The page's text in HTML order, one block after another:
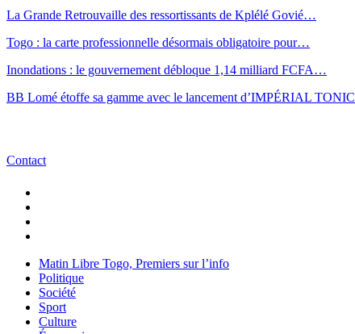
La Grande Retrouvaille des ressortissants de Kplélé Govié…
Togo : la carte professionnelle désormais obligatoire pour…
Inondations : le gouvernement débloque 1,14 milliard FCFA…
BB Lomé étoffe sa gamme avec le lancement d’IMPÉRIAL TONIC
Contact
Matin Libre Togo, Premiers sur l’info
Politique
Société
Sport
Culture